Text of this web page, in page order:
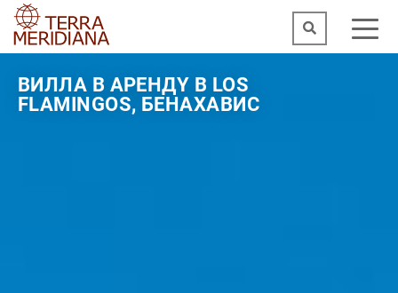
ВИЛЛА В АРЕНДY В LOS
FLAMINGOS, БЕНАХАВИС